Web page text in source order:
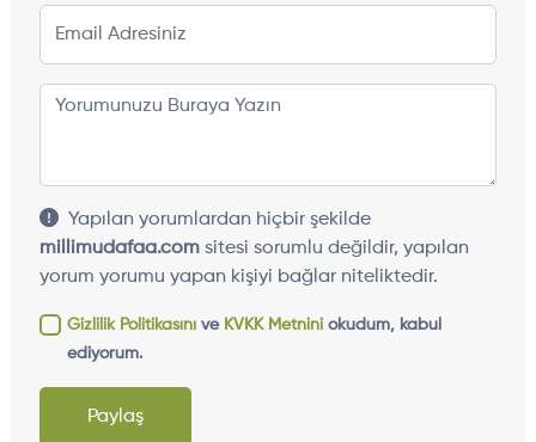
Yapılan yorumlardan hiçbir şekilde
millimudafaa.comsitesi sorumlu değildir, yapılan
yorum yorumu yapan kişiyi bağlar niteliktedir.
Gizlilik Politikasınıve KVKK Metniniokudum, kabul
ediyorum.
Paylaş